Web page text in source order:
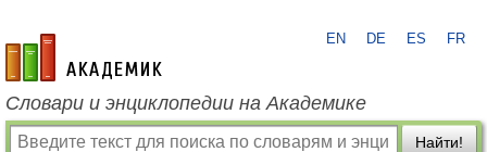
academic.ru
EN DE ES FR
Словари и энциклопедии на Академике
Найти!